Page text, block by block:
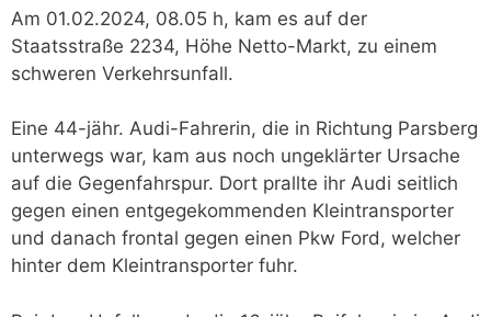
Am 01.02.2024, 08.05 h, kam es auf der
Staatsstraße 2234, Höhe Netto-Markt, zu einem
schweren Verkehrsunfall.
Eine 44-jähr. Audi-Fahrerin, die in Richtung Parsberg
unterwegs war, kam aus noch ungeklärter Ursache
auf die Gegenfahrspur. Dort prallte ihr Audi seitlich
gegen einen entgegekommenden Kleintransporter
und danach frontal gegen einen Pkw Ford, welcher
hinter dem Kleintransporter fuhr.